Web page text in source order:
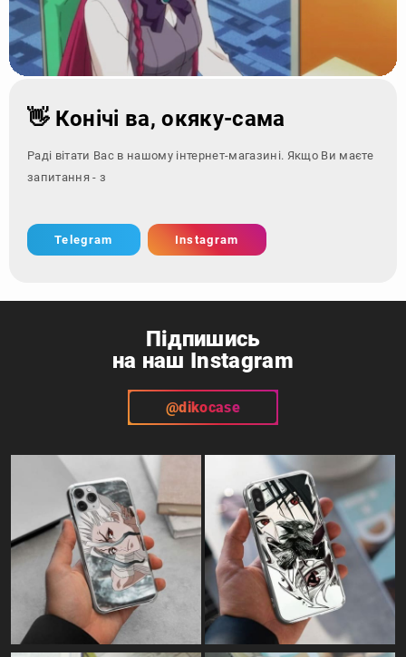
👋 Конічі ва, окяку-сама
Раді вітати Вас в нашому інтернет-магазині. Якщо Ви маєте
запитання - зверніться за контакт
Telegram Instagram
Підпишись
на наш Instagram
@dikocase